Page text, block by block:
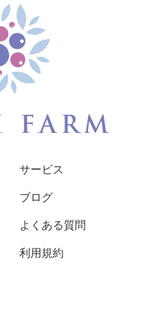
サービス
ブログ
よくある質問
利用規約